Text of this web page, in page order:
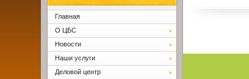
Главная
О ЦБС
Новости
Наши услуги
Деловой центр